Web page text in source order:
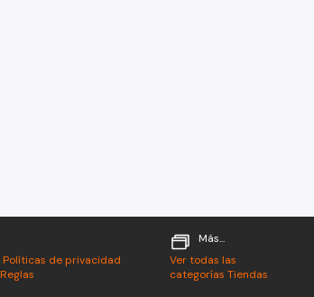
Políticas de privacidad
Reglas
Más...
Ver todas las
categorías Tiendas